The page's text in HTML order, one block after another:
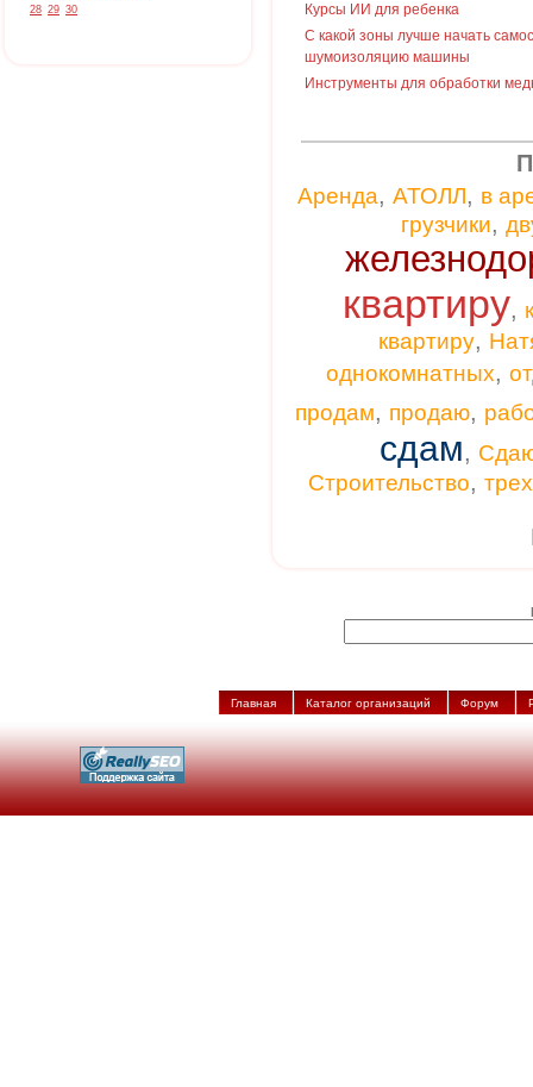
28 29 30
Курсы ИИ для ребенка
С какой зоны лучше начать
шумоизоляцию машины
Инструменты для обработки
Аренда, АТОЛЛ, в
грузчики,
квартиру,
квартиру,
однокомнатных,
продам, продаю,
сдам,
Строительство,
Главная Каталог организаций Форум